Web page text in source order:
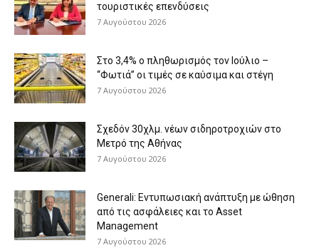
τουριστικές επενδύσεις
7 Αυγούστου 2026
Στο 3,4% ο πληθωρισμός τον Ιούλιο –
“Φωτιά” οι τιμές σε καύσιμα και στέγη
7 Αυγούστου 2026
Σχεδόν 30χλμ. νέων σιδηροτροχιών στο
Μετρό της Αθήνας
7 Αυγούστου 2026
Generali: Eντυπωσιακή ανάπτυξη με ώθηση
από τις ασφάλειες και το Asset
Management
7 Αυγούστου 2026